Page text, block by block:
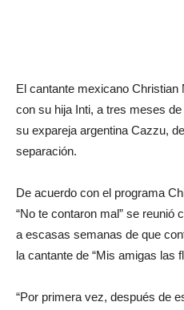
El cantante mexicano
con su hija Inti, a tres meses
su expareja argentina Cazzu,
separación.
De acuerdo con el programa
“No te contaron mal” se reunió
a escasas semanas de que
la cantante de “Mis amigas las
“Por primera vez, después de